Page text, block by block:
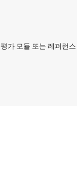
가 모듈 또는 레퍼런스